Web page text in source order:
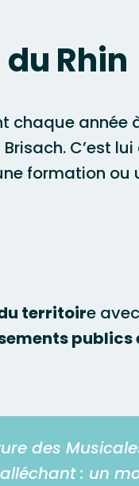
Rhin
année
C’est
formation ou
territoire
des
: un